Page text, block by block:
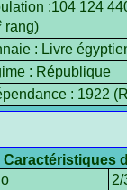
:104 124
rang)
: Livre
: République
: 1922
Caractéristiques
2/